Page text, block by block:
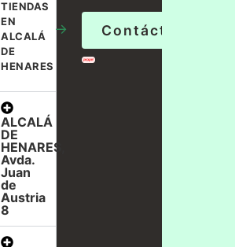
TIENDAS
EN
ALCALÁ
DE
HENARES
→
ALCALÁ
DE
HENARES,
Avda.
Juan
de
Austria
8
Contáctanos